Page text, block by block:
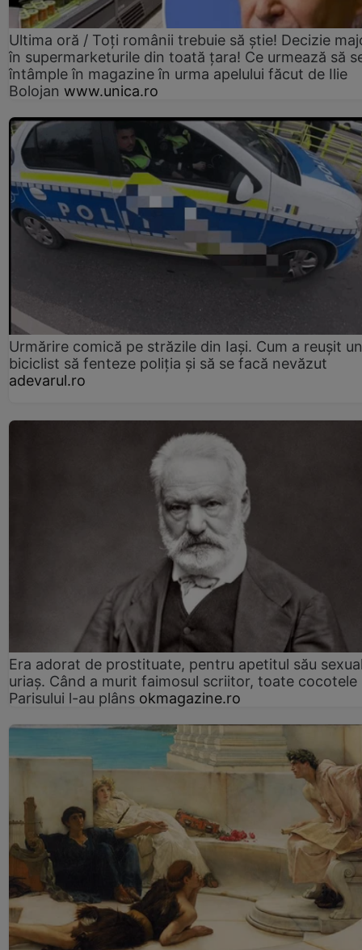
Ultima oră / Toți românii trebuie să știe! Decizie
în supermarketurile din toată țara! Ce urmează să
întâmple în magazine în urma apelului făcut de Ilie
Bolojan www.unica.ro
Urmărire comică pe străzile din Iași. Cum a reușit un
biciclist să fenteze poliția și să se facă nevăzut
adevarul.ro
Era adorat de prostituate, pentru apetitul său
uriaș. Când a murit faimosul scriitor, toate cocotele
Parisului l-au plâns okmagazine.ro